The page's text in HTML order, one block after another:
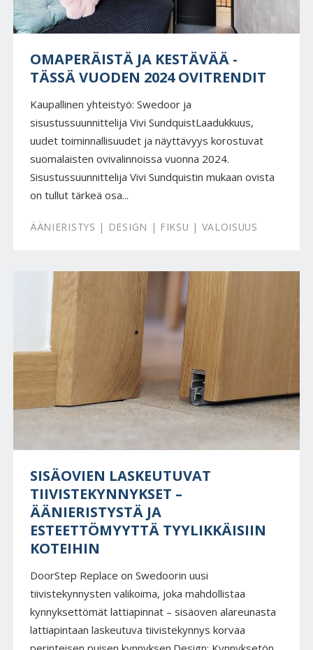
OMAPERÄISTÄ JA KESTÄVÄÄ -
TÄSSÄ VUODEN 2024 OVITRENDIT
Kaupallinen yhteistyö: Swedoor ja
sisustussuunnittelija Vivi SundquistLaadukkuus,
uudet toiminnallisuudet ja näyttävyys korostuvat
suomalaisten ovivalinnoissa vuonna 2024.
Sisustussuunnittelija Vivi Sundquistin mukaan ovista
on tullut tärkeä osa...
ÄÄNIERISTYS | DESIGN | FIKSU | VALOISUUS
SISÄOVIEN LASKEUTUVAT
TIIVISTEKYNNYKSET –
ÄÄNIERISTYSTÄ JA
ESTEETTÖMYYTTÄ TYYLIKKÄISIIN
KOTEIHIN
DoorStep Replace on Swedoorin uusi
tiivistekynnysten valikoima, joka mahdollistaa
kynnyksettömät lattiapinnat – sisäoven alareunasta
lattiapintaan laskeutuva tiivistekynnys korvaa